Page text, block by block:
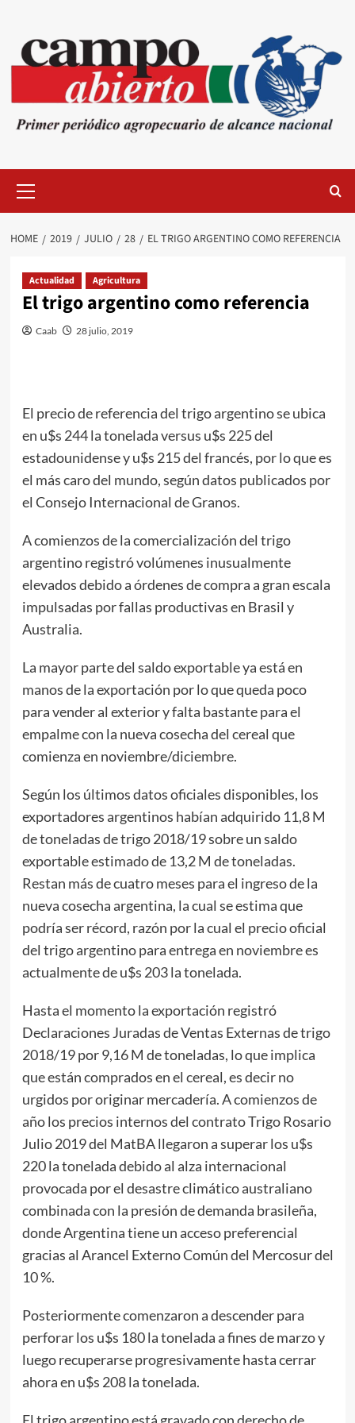
content
Menu
HOME 2019 JULIO 28 EL TRIGO ARGENTINO COMO REFERENCIA
Actualidad Agricultura
El trigo argentino como referencia
Caab 28 julio, 2019
El precio de referencia del trigo argentino se ubica
en u$s 244 la tonelada versus u$s 225 del
estadounidense y u$s 215 del francés, por lo que es
el más caro del mundo, según datos publicados por
el Consejo Internacional de Granos.
A comienzos de la comercialización del trigo
argentino registró volúmenes inusualmente
elevados debido a órdenes de compra a gran escala
impulsadas por fallas productivas en Brasil y
Australia.
La mayor parte del saldo exportable ya está en
manos de la exportación por lo que queda poco
para vender al exterior y falta bastante para el
empalme con la nueva cosecha del cereal que
comienza en noviembre/diciembre.
Según los últimos datos oficiales disponibles, los
exportadores argentinos habían adquirido 11,8 M
de toneladas de trigo 2018/19 sobre un saldo
exportable estimado de 13,2 M de toneladas.
Restan más de cuatro meses para el ingreso de la
nueva cosecha argentina, la cual se estima que
podría ser récord, razón por la cual el precio oficial
del trigo argentino para entrega en noviembre es
actualmente de u$s 203 la tonelada.
Hasta el momento la exportación registró
Declaraciones Juradas de Ventas Externas de trigo
2018/19 por 9,16 M de toneladas, lo que implica
que están comprados en el cereal, es decir no
urgidos por originar mercadería. A comienzos de
año los precios internos del contrato Trigo Rosario
Julio 2019 del MatBA llegaron a superar los u$s
220 la tonelada debido al alza internacional
provocada por el desastre climático australiano
combinada con la presión de demanda brasileña,
donde Argentina tiene un acceso preferencial
gracias al Arancel Externo Común del Mercosur del
10 %.
Posteriormente comenzaron a descender para
perforar los u$s 180 la tonelada a fines de marzo y
luego recuperarse progresivamente hasta cerrar
ahora en u$s 208 la tonelada.